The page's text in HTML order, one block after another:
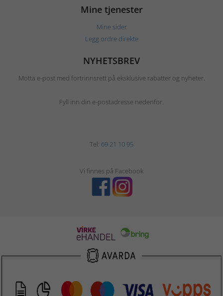
Mine tjenester
Mine sider
Legg ordre direkte
NYHETSBREV
Motta e-post med fortrinnsrett på eksklusive rabatter og nyheter.
Fyll inn din e-postadresse nedenfor.
Tel: 69 21 10 95
Vi finnes på Facebook